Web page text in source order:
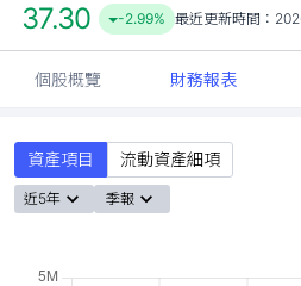
37.30 -2.99% 最近更新時間：
個股概覽 財務報表
資產項目 流動資產細項
近5年 季報